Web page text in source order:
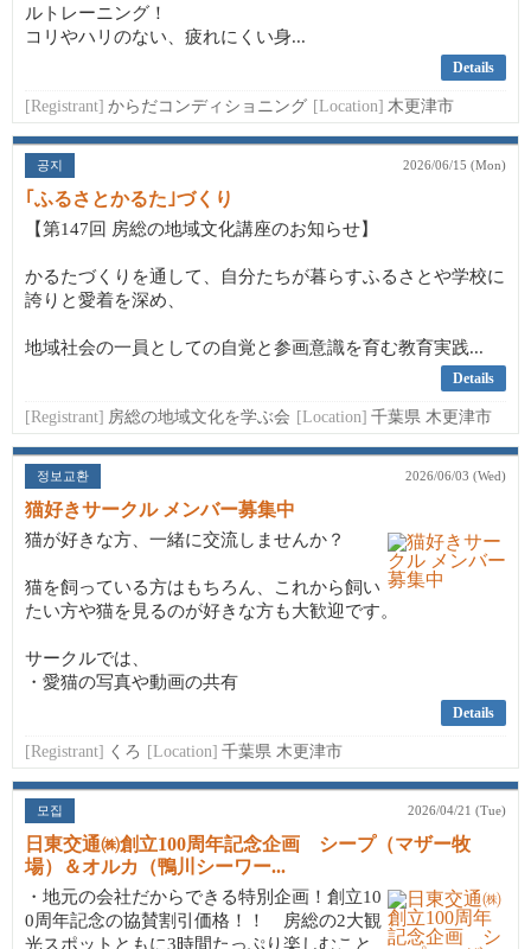
ルトレーニング！
コリやハリのない、疲れにくい身...
Details
[Registrant] からだコンディショニング [Location] 木更津市
공지 2026/06/15 (Mon)
｢ふるさとかるた｣づくり
【第147回 房総の地域文化講座のお知らせ】
かるたづくりを通して、自分たちが暮らすふるさとや学校に
誇りと愛着を深め、
地域社会の一員としての自覚と参画意識を育む教育実践...
Details
[Registrant] 房総の地域文化を学ぶ会 [Location] 千葉県 木更津市
정보교환 2026/06/03 (Wed)
猫好きサークル メンバー募集中
猫が好きな方、一緒に交流しませんか？
猫を飼っている方はもちろん、これから飼い
たい方や猫を見るのが好きな方も大歓迎です。
サークルでは、
・愛猫の写真や動画の共有
Details
[Registrant] くろ [Location] 千葉県 木更津市
모집 2026/04/21 (Tue)
日東交通㈱創立100周年記念企画 シープ（マザー牧
場）＆オルカ（鴨川シーワー...
・地元の会社だからできる特別企画！創立10
0周年記念の協賛割引価格！！ 房総の2大観
光スポットともに3時間たっぷり楽しむこと